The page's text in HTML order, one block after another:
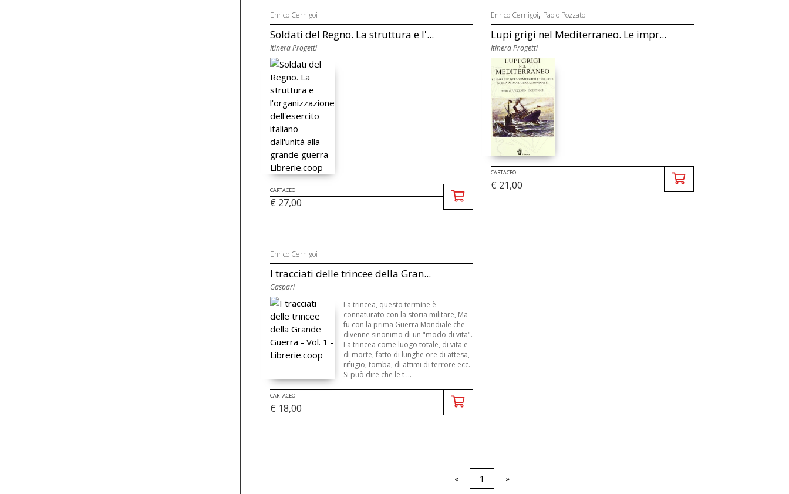
Enrico Cernigoi
Soldati del Regno. La struttura e l'...
Itinera Progetti
CARTACEO
€ 27,00
Enrico Cernigoi, Paolo Pozzato
Lupi grigi nel Mediterraneo. Le impr...
Itinera Progetti
CARTACEO
€ 21,00
Enrico Cernigoi
I tracciati delle trincee della Gran...
Gaspari
La trincea, questo termine è
connaturato con la storia militare, Ma
fu con la prima Guerra Mondiale che
divenne sinonimo di un "modo di vita".
La trincea come luogo totale, di vita e
di morte, fatto di lunghe ore di attesa,
rifugio, tomba, di attimi di terrore ecc.
Si può dire che le t ...
CARTACEO
€ 18,00
« 1 »